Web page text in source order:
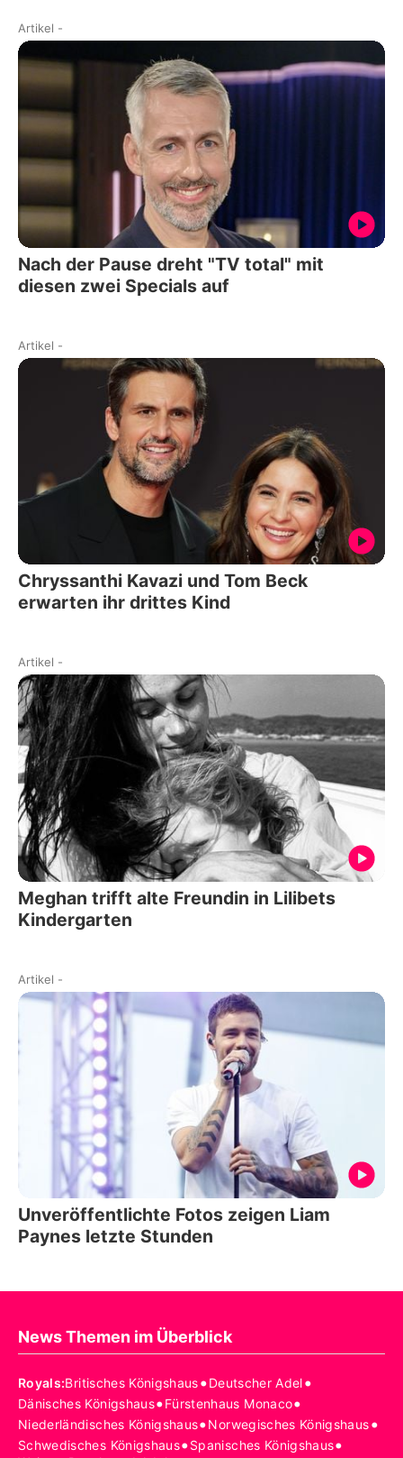
Artikel -
Nach der Pause dreht "TV total" mit
diesen zwei Specials auf
Artikel -
Chryssanthi Kavazi und Tom Beck
erwarten ihr drittes Kind
Artikel -
Meghan trifft alte Freundin in Lilibets
Kindergarten
Artikel -
Unveröffentlichte Fotos zeigen Liam
Paynes letzte Stunden
News Themen im Überblick
Royals:Britisches Königshaus•Deutscher Adel•
Dänisches Königshaus•Fürstenhaus Monaco•
Niederländisches Königshaus•Norwegisches Königshaus•
Schwedisches Königshaus•Spanisches Königshaus•